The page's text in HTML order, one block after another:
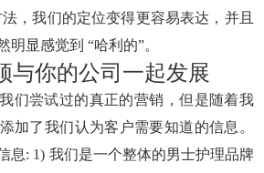
，我们的定位变得更容易表达，并且
明显感觉到 “哈利的”。
与你的公司一起发展
们尝试过的真正的营销，但是随着我
加了我们认为客户需要知道的信息。
息: 1) 我们是一个整体的男士护理品牌